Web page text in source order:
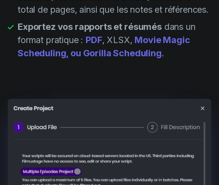
total de pages, ainsi que les notes et références.
Exportez vos rapports et résumésdans un
format pratique : PDF, XLSX, Movie Magic
Scheduling, ou Gorilla Scheduling.